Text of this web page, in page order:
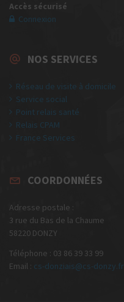
Accès sécurisé
Connexion
NOS SERVICES
Réseau de visite à domicile
Service social
Point relais santé
Relais CPAM
France Services
COORDONNÉES
Adresse postale :
3 rue du Bas de la Chaume
58220 DONZY
Téléphone : 03 86 39 33 99
Email : cs-donziais@cs-donzy.fr